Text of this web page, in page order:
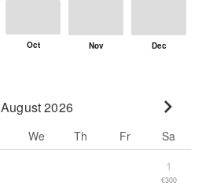
August 2026
We Th Fr
Sa
1
€300